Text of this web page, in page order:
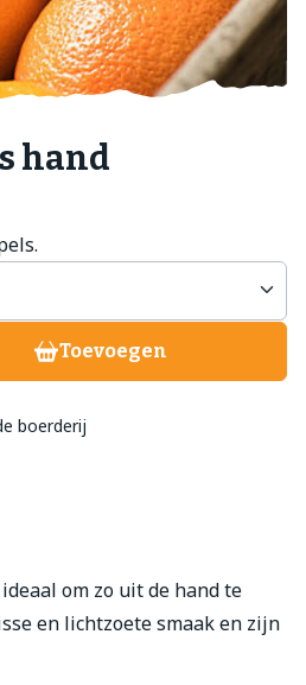
hand
Toevoegen
boerderij
om zo uit de hand te
en lichtzoete smaak en zijn